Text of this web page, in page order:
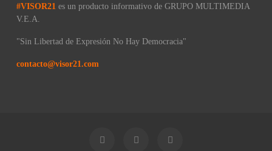
#VISOR21 es un producto informativo de GRUPO MULTIMEDIA
V.E.A.
"Sin Libertad de Expresión No Hay Democracia"
contacto@visor21.com